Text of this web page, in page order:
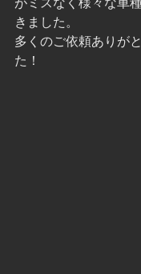
がミスなく様々な車
きました。
多くのご依頼ありが
た！